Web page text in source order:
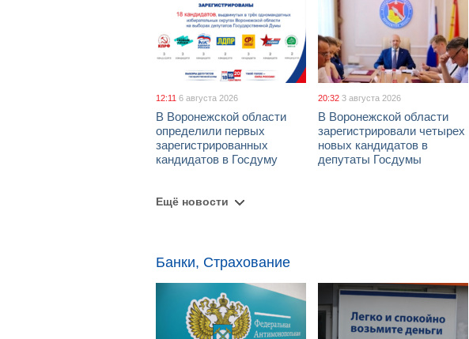
12:11 6 августа 2026
В Воронежской области
определили первых
зарегистрированных
кандидатов в Госдуму
20:32 3 августа 2026
В Воронежской области
зарегистрировали четырех
новых кандидатов в
депутаты Госдумы
Ещё новости
Банки, Страхование